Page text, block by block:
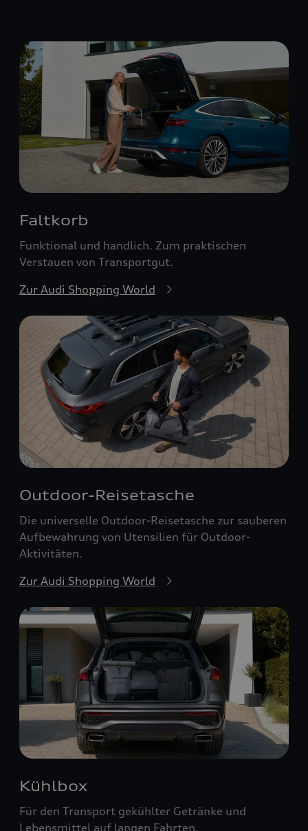
Faltkorb
Funktional und handlich. Zum praktischen
Verstauen von Transportgut.
Zur Audi Shopping World
Outdoor-Reisetasche
Die universelle Outdoor-Reisetasche zur sauberen
Aufbewahrung von Utensilien für Outdoor-
Aktivitäten.
Zur Audi Shopping World
Kühlbox
Für den Transport gekühlter Getränke und
Lebensmittel auf langen Fahrten.